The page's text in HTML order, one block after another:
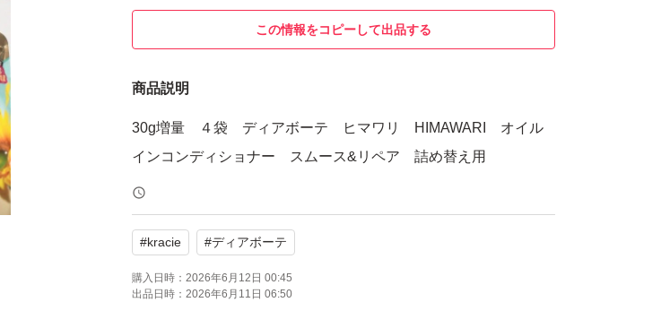
この情報をコピーして出品する
商品説明
30g増量 ４袋 ディアボーテ ヒマワリ HIMAWARI オイル
インコンディショナー スムース&リペア 詰め替え用
#kracie #ディアボーテ
購入日時： 2026年6月12日 00:45
出品日時： 2026年6月11日 06:50